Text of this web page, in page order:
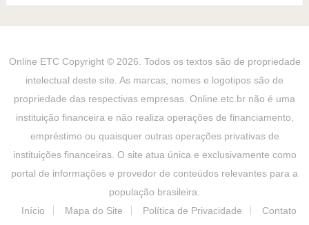
Online ETCCopyright © 2026. Todos os textos são de propriedade
intelectual deste site. As marcas, nomes e logotipos são de
propriedade das respectivas empresas. Online.etc.br não é uma
instituição financeira e não realiza operações de financiamento,
empréstimo ou quaisquer outras operações privativas de
instituições financeiras. O site atua única e exclusivamente como
portal de informações e provedor de conteúdos relevantes para a
população brasileira.
Início
Mapa do Site Política de Privacidade Contato